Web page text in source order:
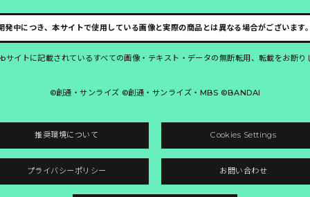
発中につき、本サイトで使用している画像と実際の商品とは異なる場合がございます
サイトに記載されているすべての画像・テキスト・データの無断転用、転載をお断り
©創通・サンライズ ©創通・サンライズ・MBS ©BANDAI
推奨環境について Cookies Settings
プライバシーポリシー お問い合わせ